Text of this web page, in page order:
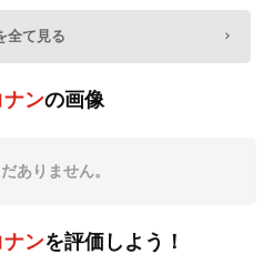
全て見る
ナンの画像
ありません。
ナンを評価しよう！